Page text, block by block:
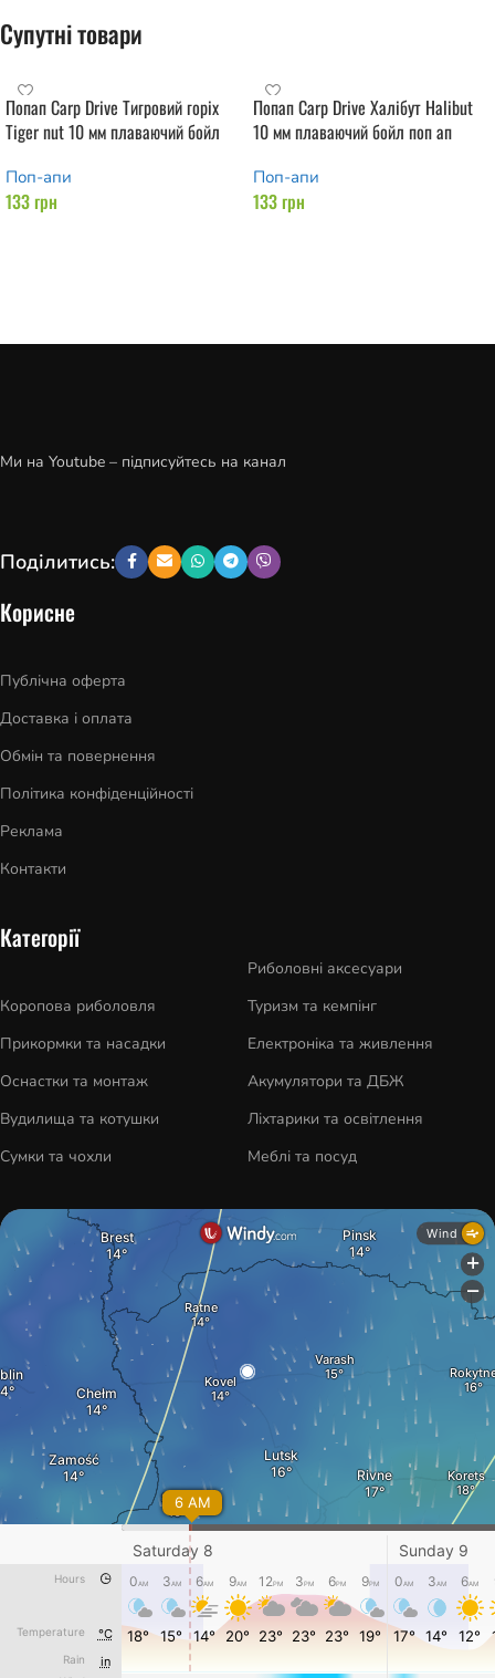
Супутні товари
Попап Carp Drive Тигровий горіх
Tiger nut 10 мм плаваючий бойл
Поп-апи
133грн
Попап Carp Drive Халібут Halibut
10 мм плаваючий бойл поп ап
Поп-апи
133грн
Ми на Youtube – підписуйтесь на канал
Поділитись:
Корисне
Публічна оферта
Доставка і оплата
Обмін та повернення
Політика конфіденційності
Реклама
Контакти
Категорії
Коропова риболовля
Прикормки та насадки
Оснастки та монтаж
Вудилища та котушки
Сумки та чохли
Риболовні аксесуари
Туризм та кемпінг
Електроніка та живлення
Акумулятори та ДБЖ
Ліхтарики та освітлення
Меблі та посуд